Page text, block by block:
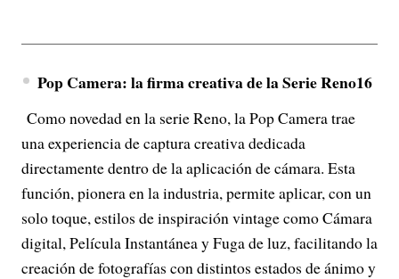
Pop Camera: la firma creativa de la Serie Reno16
Como novedad en la serie Reno, la Pop Camera trae
una experiencia de captura creativa dedicada
directamente dentro de la aplicación de cámara. Esta
función, pionera en la industria, permite aplicar, con un
solo toque, estilos de inspiración vintage como Cámara
digital, Película Instantánea y Fuga de luz, facilitando la
creación de fotografías con distintos estados de ánimo y